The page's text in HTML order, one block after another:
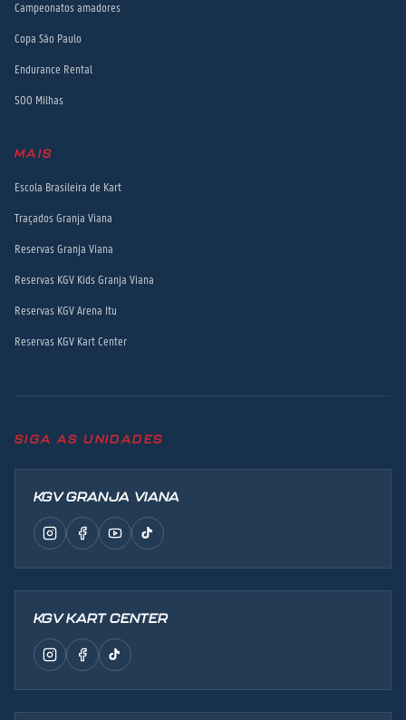
Campeonatos amadores
Copa São Paulo
Endurance Rental
500 Milhas
MAIS
Escola Brasileira de Kart
Traçados Granja Viana
Reservas Granja Viana
Reservas KGV Kids Granja Viana
Reservas KGV Arena Itu
Reservas KGV Kart Center
SIGA AS UNIDADES
KGV GRANJA VIANA
KGV KART CENTER